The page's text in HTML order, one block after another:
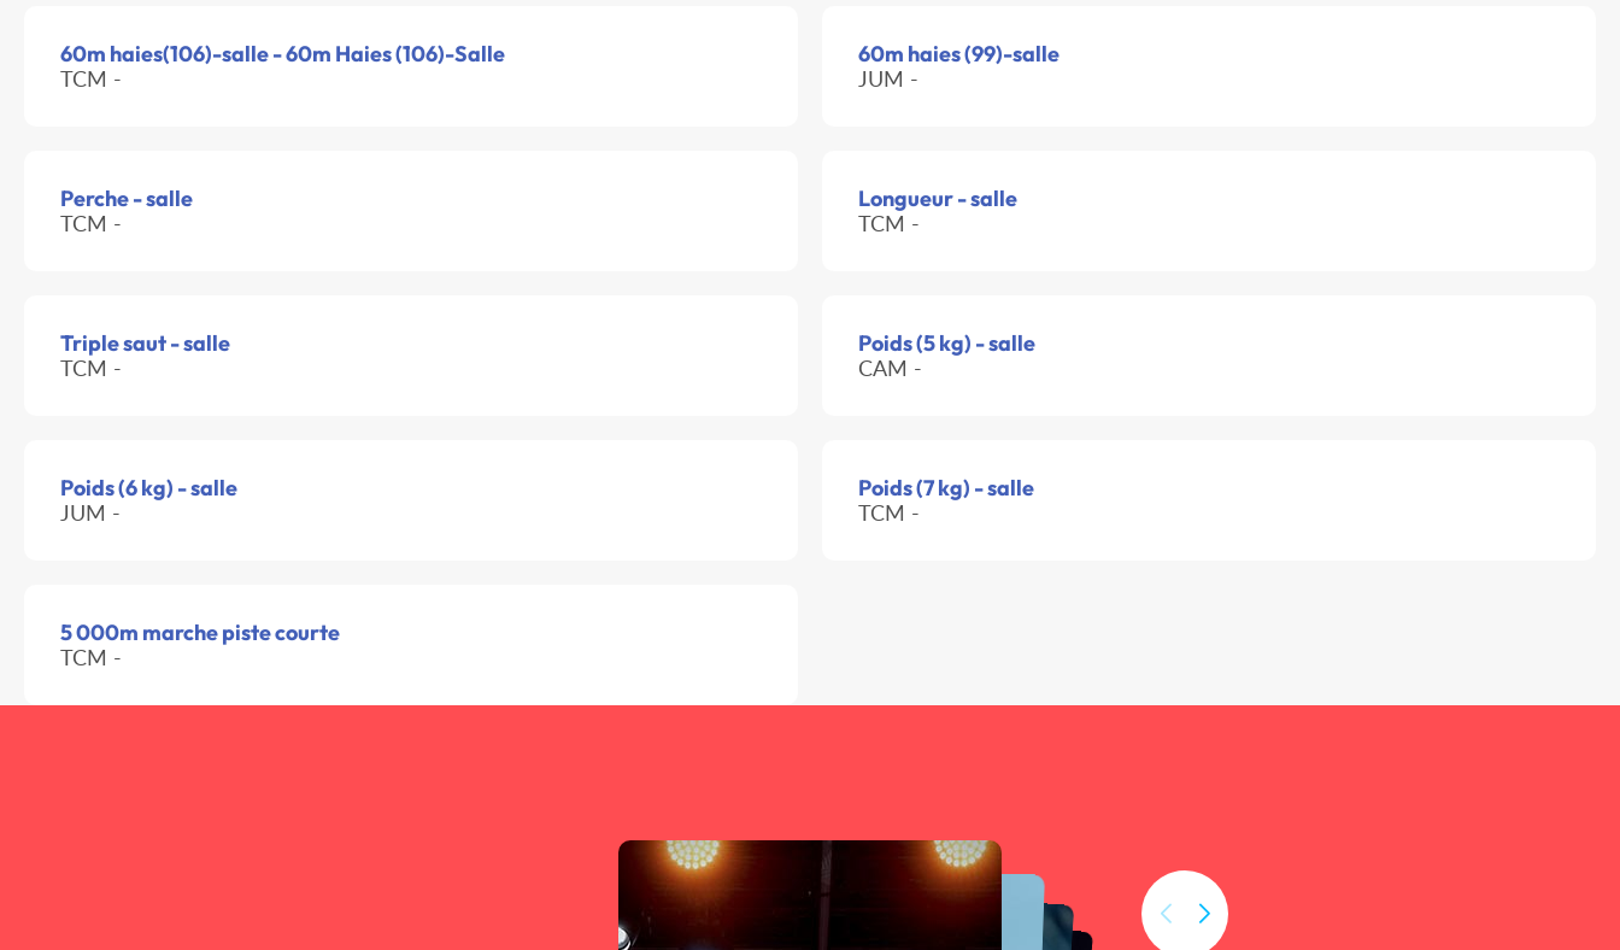
60m haies(106)-salle - 60m Haies (106)-Salle
TCM -
60m haies (99)-salle
JUM -
Perche - salle
TCM -
Longueur - salle
TCM -
Triple saut - salle
TCM -
Poids (5 kg) - salle
CAM -
Poids (6 kg) - salle
JUM -
Poids (7 kg) - salle
TCM -
5 000m marche piste courte
TCM -